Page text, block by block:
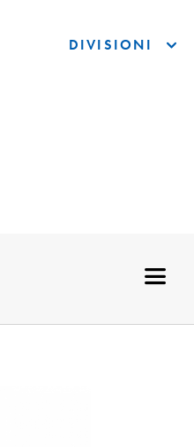
DIVISIONI